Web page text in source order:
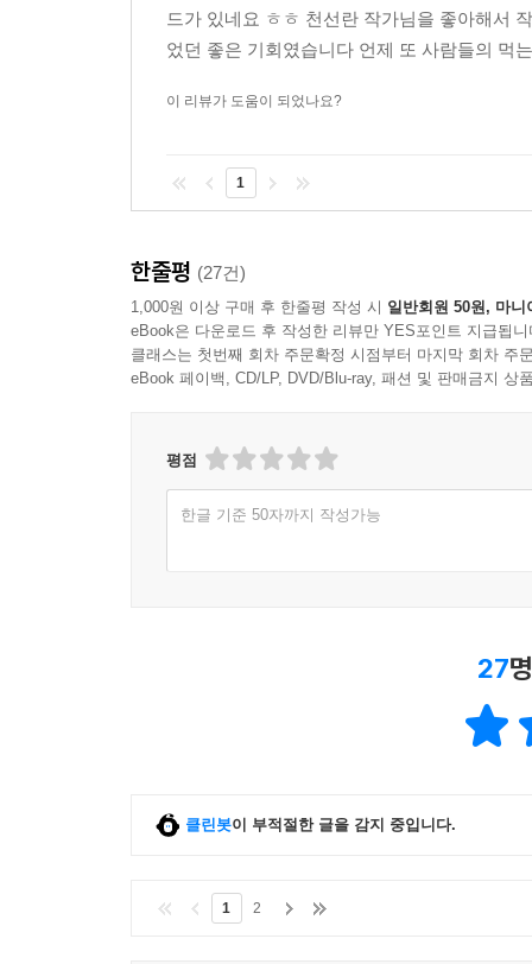
드가 있네요 ㅎㅎ 천선란 작가님을 좋아해서
었던 좋은 기회였습니다 언제 또 사람들의 먹
이 리뷰가 도움이 되었나요?
1
한줄평 (27건)
1,000원 이상 구매 후 한줄평 작성 시 일반회원 50원, 마니
eBook은 다운로드 후 작성한 리뷰만 YES포인트 지급됩니
클래스는 첫번째 회차 주문확정 시점부터 마지막 회차 주
eBook 페이백, CD/LP, DVD/Blu-ray, 패션 및 판매금지 상
평점
한글 기준 50자까지 작성가능
27
클린봇이 부적절한 글을 감지 중입니다.
1 2